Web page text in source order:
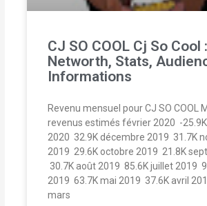
CJ SO COOL Cj So Cool :
Networth, Stats,
Informations
Revenu mensuel pour CJ SO COOL
revenus estimés février 2020  -
2020  32.9K décembre 2019  31.7K
2019  29.6K octobre 2019  21.8K
 30.7K août 2019  85.6K juillet 2019 
2019  63.7K mai 2019  37.6K avril
mars